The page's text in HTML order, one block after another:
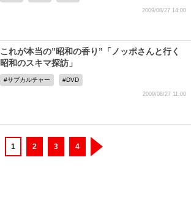
2009/08/27 14:00
これが本当の”昭和の香り”「ノッポさんと行く
昭和のスキマ探訪」
サブカルチャー DVD
2009/08/27 11:00
1 2 3 4